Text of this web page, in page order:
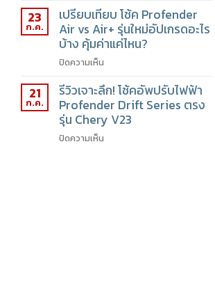
ข้อดี-
ข้อ
เสีย
ที่
รถ
ต้อง
รู้
ดี?
ลึก
ช่วง
ล่าง
JAECOO
พร้อม
แนวทาง
อัพเกรด
23
ก.ค.
เปรียบเทียบ โช้ค Profender
Air vs Air+ รุ่นใหม่อัปเกรดอะไร
บ้าง คุ้มค่าแค่ไหน?
ปิดความเห็น
เทียบ
โช้ค
Profender
Air
21
ก.ค.
รีวิวเจาะลึก! โช้คอัพปรับไฟฟ้า
Profender Drift Series ตรง
รุ่น Chery V23
ปิดความเห็น